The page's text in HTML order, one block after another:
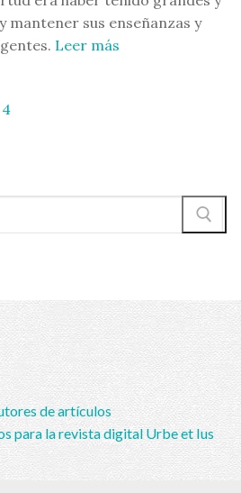
mantener sus enseñanzas y
Leer más
4
de artículos
para la revista digital Urbe et Ius